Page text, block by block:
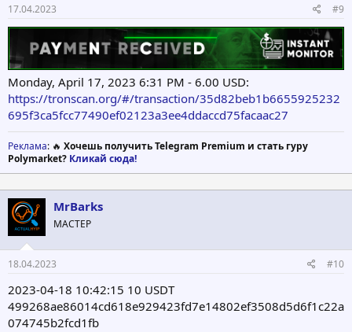
17.04.2023 #9
Monday, April 17, 2023 6:31 PM - 6.00 USD:
https://tronscan.org/#/transaction/35d82beb1b6655925232
695f3ca5fcc77490ef02123a3ee4ddaccd75facaac27
Реклама: 🔥 Хочешь получить Telegram Premium и стать гуру
Polymarket? Кликай сюда!
MrBarks
МАСТЕР
18.04.2023 #10
2023-04-18 10:42:15 10 USDT
499268ae86014cd618e929423fd7e14802ef3508d5d6f1c22a
074745b2fcd1fb